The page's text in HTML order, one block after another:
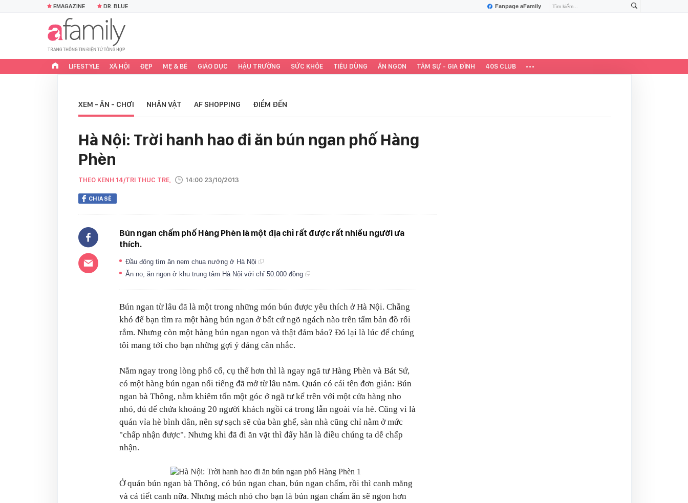
Fanpage aFamily
EMAGAZINE DR. BLUE
LIFESTYLE XÃ HỘI ĐẸP MẸ & BÉ GIÁO DỤC HẬU TRƯỜNG SỨC KHỎE TIÊU DÙNG ĂN NGON TÂM SỰ - GIA ĐÌNH 40S CLUB
XEM - ĂN - CHƠI NHÂN VẬT AF SHOPPING ĐIỂM ĐẾN
Hà Nội: Trời hanh hao đi ăn bún ngan phố Hàng
Phèn
THEO KENH 14/TRI THUC TRE, 14:00 23/10/2013
CHIA SẺ
Bún ngan chấm phố Hàng Phèn là một địa chỉ rất được rất nhiều người ưa
thích.
Đầu đông tìm ăn nem chua nướng ở Hà Nội
Ăn no, ăn ngon ở khu trung tâm Hà Nội với chỉ 50.000 đồng
Bún ngan từ lâu đã là một trong những món bún được yêu thích ở Hà Nội. Chẳng
khó để bạn tìm ra một hàng bún ngan ở bất cứ ngõ ngách nào trên tấm bản đồ rối
rắm. Nhưng còn một hàng bún ngan ngon và thật đảm bảo? Đó lại là lúc để chúng
tôi mang tới cho bạn những gợi ý đáng cân nhắc.
Nằm ngay trong lòng phố cổ, cụ thể hơn thì là ngay ngã tư Hàng Phèn và Bát Sứ,
có một hàng bún ngan nổi tiếng đã mở từ lâu năm. Quán có cái tên đơn giản: Bún
ngan bà Thông, nằm khiêm tốn một góc ở ngã tư kể trên với một cửa hàng nho
nhỏ, đủ để chứa khoảng 20 người khách ngồi cả trong lẫn ngoài vỉa hè. Cũng vì là
quán vỉa hè bình dân, nên sự sạch sẽ của bàn ghế, sàn nhà cũng chỉ nằm ở mức
"chấp nhận được". Nhưng khi đã đi ăn vặt thì đấy hẳn là điều chúng ta dễ chấp
nhận.
Ở quán bún ngan bà Thông, có bún ngan chan, bún ngan chấm, rồi thì canh măng
và cả tiết canh nữa. Nhưng mách nhỏ cho bạn là bún ngan chấm ăn sẽ ngon hơn